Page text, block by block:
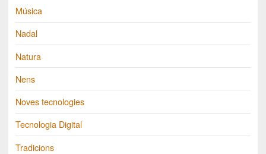
Música
Nadal
Natura
Nens
Noves tecnologies
Tecnologia Digital
Tradicions